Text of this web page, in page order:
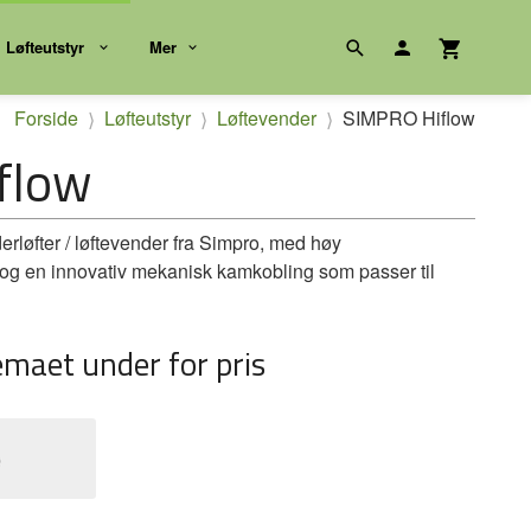
Løfteutstyr Mer
Forside Løfteutstyr Løftevender SIMPRO Hiflow
/ løftevender fra Simpro, med høy
en innovativ mekanisk kamkobling som passer til
under for pris